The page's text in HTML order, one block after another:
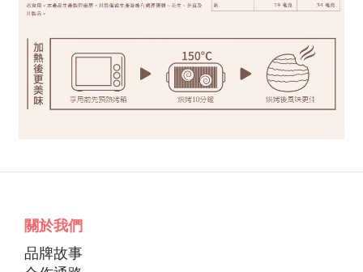
關於我們
品牌故事